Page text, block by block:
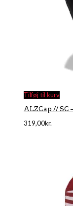
Tilføj til kurv
ALZCap // SC
319,00kr.